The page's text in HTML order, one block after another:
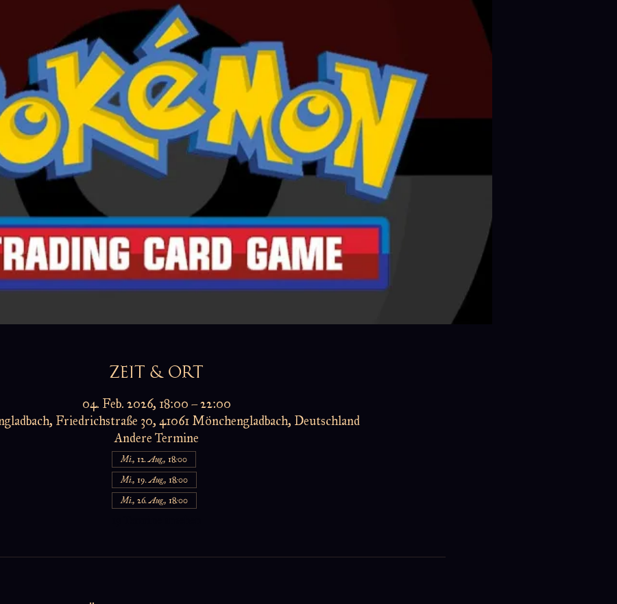
ZEIT & ORT
04. Feb. 2026, 18:00 – 22:00
Friedrichstraße 30, 41061 Mönchengladbach, Deutschland
Andere Termine
Mi., 12. Aug., 18:00
Mi., 19. Aug., 18:00
Mi., 26. Aug., 18:00